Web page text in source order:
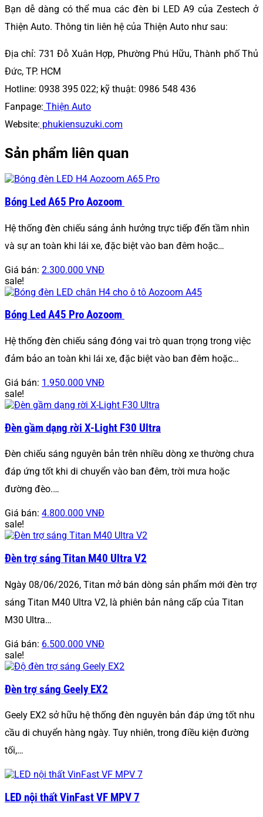
Bạn dễ dàng có thể mua các đèn bi LED A9 của Zestech ở
Thiện Auto. Thông tin liên hệ của Thiện Auto như sau:
Địa chỉ: 731 Đỗ Xuân Hợp, Phường Phú Hữu, Thành phố Thủ
Đức, TP. HCM
Hotline: 0938 395 022; kỹ thuật: 0986 548 436
Fanpage: Thiện Auto
Website: phukiensuzuki.com
Sản phẩm liên quan
Bóng Led A65 Pro Aozoom
Hệ thống đèn chiếu sáng ảnh hưởng trực tiếp đến tầm nhìn
và sự an toàn khi lái xe, đặc biệt vào ban đêm hoặc…
Giá bán: 2.300.000 VNĐ
sale!
Bóng Led A45 Pro Aozoom
Hệ thống đèn chiếu sáng đóng vai trò quan trọng trong việc
đảm bảo an toàn khi lái xe, đặc biệt vào ban đêm hoặc…
Giá bán: 1.950.000 VNĐ
sale!
Đèn gầm dạng rời X-Light F30 Ultra
Đèn chiếu sáng nguyên bản trên nhiều dòng xe thường chưa
đáp ứng tốt khi di chuyển vào ban đêm, trời mưa hoặc
đường đèo.…
Giá bán: 4.800.000 VNĐ
sale!
Đèn trợ sáng Titan M40 Ultra V2
Ngày 08/06/2026, Titan mở bán dòng sản phẩm mới đèn trợ
sáng Titan M40 Ultra V2, là phiên bản nâng cấp của Titan
M30 Ultra…
Giá bán: 6.500.000 VNĐ
sale!
Đèn trợ sáng Geely EX2
Geely EX2 sở hữu hệ thống đèn nguyên bản đáp ứng tốt nhu
cầu di chuyển hàng ngày. Tuy nhiên, trong điều kiện đường
tối,…
LED nội thất VinFast VF MPV 7